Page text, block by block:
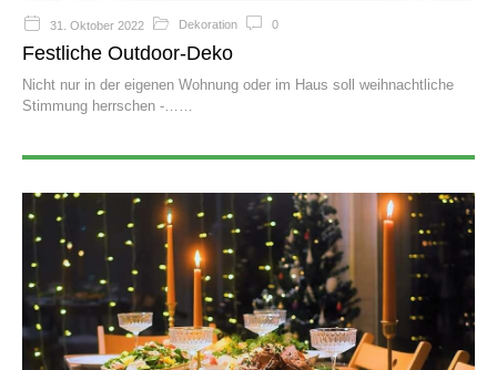
31. Oktober 2022 Dekoration 0
Festliche Outdoor-Deko
Nicht nur in der eigenen Wohnung oder im Haus soll weihnachtliche
Stimmung herrschen -…